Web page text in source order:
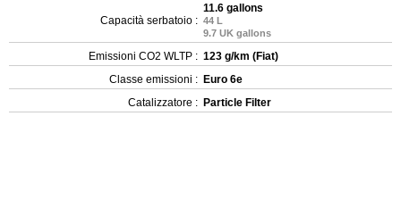
Capacità serbatoio :
11.6 gallons
44 L
9.7 UK gallons
Emissioni CO2 WLTP : 123 g/km (Fiat)
Classe emissioni : Euro 6e
Catalizzatore : Particle Filter